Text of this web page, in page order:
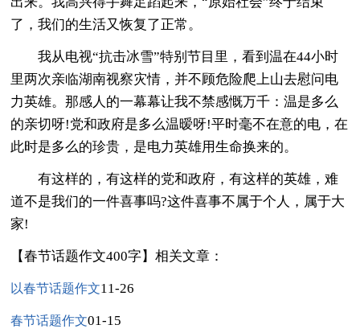
了，我们的生活又恢复了正常。
我从电视“抗击冰雪”特别节目里，看到温在44小时
里两次亲临湖南视察灾情，并不顾危险爬上山去慰问电
力英雄。那感人的一幕幕让我不禁感慨万千：温是多么
的亲切呀!党和政府是多么温暧呀!平时毫不在意的电，在
此时是多么的珍贵，是电力英雄用生命换来的。
有这样的，有这样的党和政府，有这样的英雄，难
道不是我们的一件喜事吗?这件喜事不属于个人，属于大
家!
【春节话题作文400字】相关文章：
以春节话题作文11-26
春节话题作文01-15